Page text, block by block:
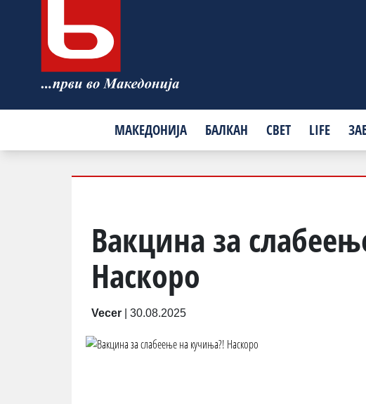
МАКЕДОНИЈА БАЛКАН СВЕТ LIFE
Вакцина за
Наскоро
Vecer 30.08.2025